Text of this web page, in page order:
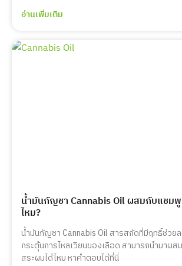
อ่านเพิ่มเติม
น้ำมันกัญชา Cannabis Oil ผสมกับแชมพู
ไหม?
น้ำมันกัญชา Cannabis Oil สารสกัดที่มีฤทธิ์ช่วย
กระตุ้นการไหลเวียนของเลือด สามารถนำมาผ
สระผมได้ไหม หาคำตอบได้ที่นี่